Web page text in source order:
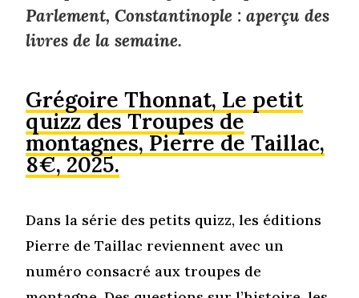
Parlement, Constantinople : aperçu des
livres de la semaine.
Grégoire Thonnat, Le petit
quizz des Troupes de
montagnes, Pierre de Taillac,
8€, 2025.
Dans la série des petits quizz, les éditions
Pierre de Taillac reviennent avec un
numéro consacré aux troupes de